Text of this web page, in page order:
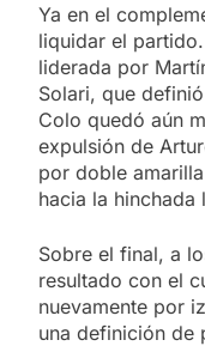
Ya en el
liquidar el
liderada por
Solari, que
Colo quedó aún
expulsión de
por doble
hacia la hinchada
Sobre el final, a
resultado con el
nuevamente por
una definición de